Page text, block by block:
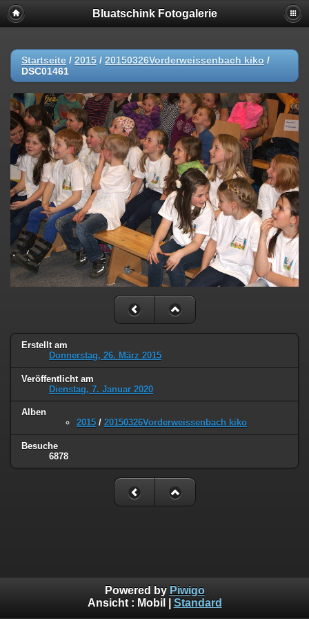
Bluatschink Fotogalerie
Startseite / 2015 / 20150326Vorderweissenbach kiko /
DSC01461
Erstellt am
Donnerstag, 26. März 2015
Veröffentlicht am
Dienstag, 7. Januar 2020
Alben
2015 / 20150326Vorderweissenbach kiko
Besuche
6878
Powered by Piwigo
Ansicht : Mobil Standard